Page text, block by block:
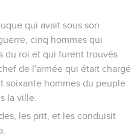
qui avait sous son
cinq hommes qui
du roi et qui furent trouvés
de l'armée qui était chargé
soixante hommes du peuple
la ville.
les prit, et les conduisit